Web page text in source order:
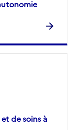
de soins à